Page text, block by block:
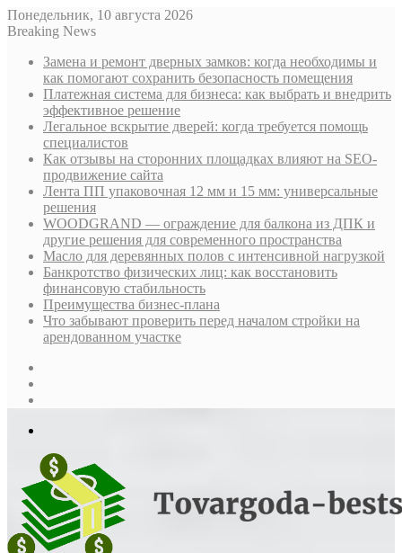
Понедельник, 10 августа 2026
Breaking News
Замена и ремонт дверных замков: когда необходимы и
как помогают сохранить безопасность помещения
Платежная система для бизнеса: как выбрать и внедрить
эффективное решение
Легальное вскрытие дверей: когда требуется помощь
специалистов
Как отзывы на сторонних площадках влияют на SEO-
продвижение сайта
Лента ПП упаковочная 12 мм и 15 мм: универсальные
решения
WOODGRAND — ограждение для балкона из ДПК и
другие решения для современного пространства
Масло для деревянных полов с интенсивной нагрузкой
Банкротство физических лиц: как восстановить
финансовую стабильность
Преимущества бизнес-плана
Что забывают проверить перед началом стройки на
арендованном участке